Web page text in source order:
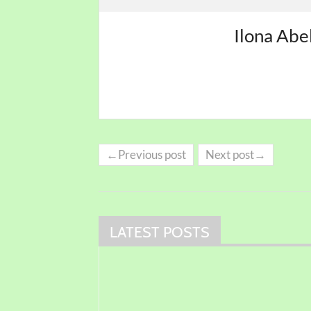
Ilona
←Previous post Next post→
LATEST POSTS